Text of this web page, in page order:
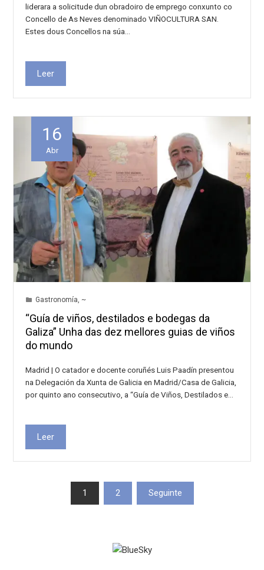
liderara a solicitude dun obradoiro de emprego conxunto co
Concello de As Neves denominado VIÑOCULTURA SAN.
Estes dous Concellos na súa…
Leer
16
Abr
Gastronomía, ~
“Guía de viños, destilados e bodegas da
Galiza” Unha das dez mellores guias de viños
do mundo
Madrid | O catador e docente coruñés Luis Paadín presentou
na Delegación da Xunta de Galicia en Madrid/Casa de Galicia,
por quinto ano consecutivo, a “Guía de Viños, Destilados e…
Leer
Paxinación
1 2 Seguinte